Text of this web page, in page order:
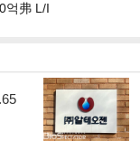
억弗 L/I